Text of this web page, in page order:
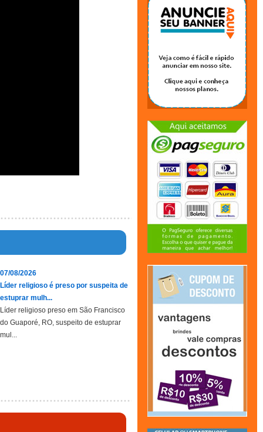
07/08/2026
Líder religioso é preso por suspeita de
estuprar mulh...
Líder religioso preso em São Francisco
do Guaporé, RO, suspeito de estuprar
mul...